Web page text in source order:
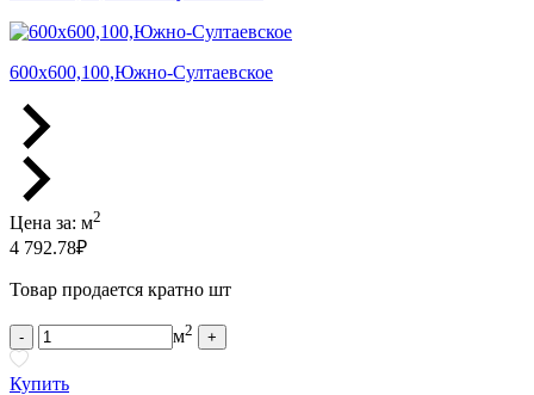
600х600,100,Южно-Султаевское
Цена за: м2
4 792.78₽
Товар продается кратно шт
- м2 +
Купить